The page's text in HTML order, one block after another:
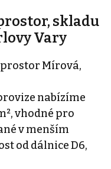
skladu
Vary
Mírová,
nabízíme
vhodné pro
v menším
od dálnice D6,